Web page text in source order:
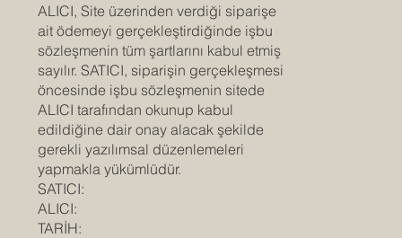
ALICI, Site üzerinden verdiği siparişe
ait ödemeyi gerçekleştirdiğinde işbu
sözleşmenin tüm şartlarını kabul etmiş
sayılır. SATICI, siparişin gerçekleşmesi
öncesinde işbu sözleşmenin sitede
ALICI tarafından okunup kabul
edildiğine dair onay alacak şekilde
gerekli yazılımsal düzenlemeleri
yapmakla yükümlüdür.
SATICI:
ALICI:
TARİH: